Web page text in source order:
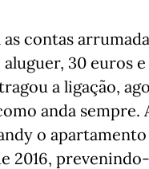
contas
30 euros
a ligação,
anda
o
2016,